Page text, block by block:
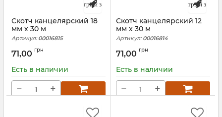
Быстрый заказ
Скотч канцелярский 18
мм х 30 м
Артикул:00016815
71,00 грн
Есть в наличии
− +
Быстрый заказ
Скотч канцелярский 12
мм х 30 м
Артикул:00016814
71,00 грн
Есть в наличии
− +